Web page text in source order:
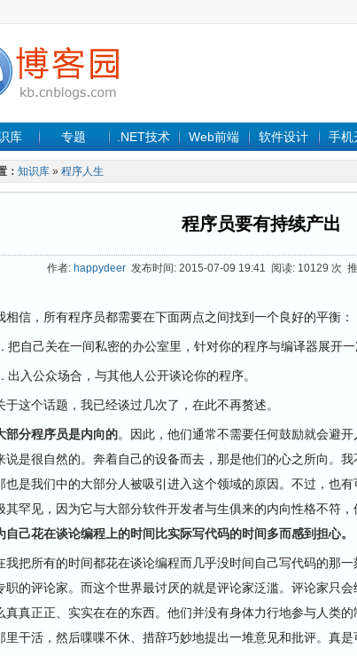
库 专题 .NET技术 Web前端 软件设计 手机
： 知识库 » 程序人生
程序员要有持续产出
作者: happydeer发布时间: 2015-07-09 19:41 阅读: 10129 次
信，所有程序员都需要在下面两点之间找到一个良好的平衡：
自己关在一间私密的办公室里，针对你的程序与编译器展开一
入公众场合，与其他人公开谈论你的程序。
这个话题，我已经谈过几次了，在此不再赘述。
分程序员是内向的。因此，他们通常不需要任何鼓励就会避
说是很自然的。奔着自己的设备而去，那是他们的心之所向。
也是我们中的大部分人被吸引进入这个领域的原因。不过，也
其罕见，因为它与大部分软件开发者与生俱来的内向性格不符，
自己花在谈论编程上的时间比实际写代码的时间多而感到担心。
所有的时间都花在谈论编程而几乎没时间自己写代码的那一
职的评论家。而这个世界最讨厌的就是评论家泛滥。评论家只
真真正正、实实在在的东西。他们并没有身体力行地参与人类
里干活，然后喋喋不休、措辞巧妙地提出一堆意见和批评。真是